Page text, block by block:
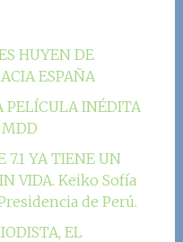
HUYEN DE
ESPAÑA
PELÍCULA INÉDITA
MDD
7.1 YA TIENE UN
VIDA. Keiko Sofía
de Perú.
EL